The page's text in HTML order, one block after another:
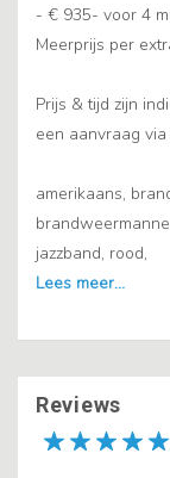
- € 935- voor 4
Meerprijs per
Prijs & tijd zijn
een aanvraag
amerikaans,
jazzband, rood,
Reviews